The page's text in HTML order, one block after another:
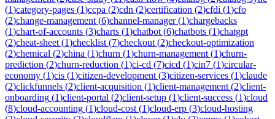
(1)category-pages (1)ccpa (2)cdn (2)certification (2)cfdi (1)cfo
(2)change-management (6)channel-manager(1)chargebacks
(1)chart-of-accounts (3)charts (1)chatbot (6)chatbots (1)chatgpt
(2)cheat-sheet (1)checklist (7)checkout (2)checkout-optimization
(2)chemical (2)china (1)churn (1)churn-management (1)churn-
prediction (2)churn-reduction (1)ci-cd (7)cicd (1)cin7 (1)circular-
economy (1)cis (1)citizen-development (3)citizen-services (1)claude
(2)clickfunnels (2)client-acquisition (1)client-management (2)client-
onboarding (1)client-portal (2)client-setup (1)client-success (1)cloud
(8)cloud-accounting (1)cloud-cost (1)cloud-erp (3)cloud-hosting